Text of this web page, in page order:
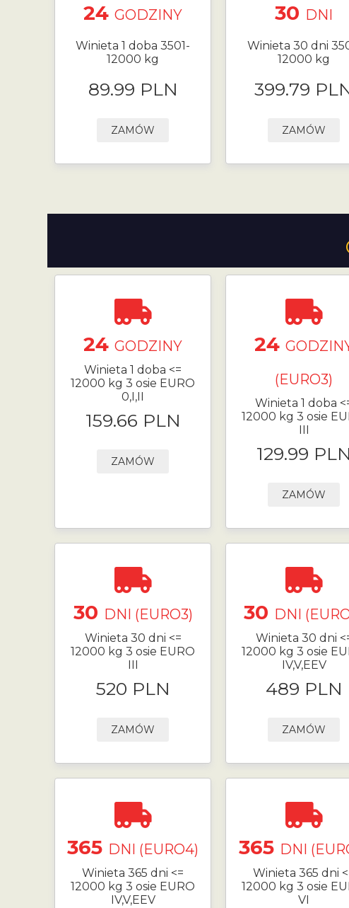
24GODZINY
Winieta 1 doba 3501-
12000 kg
89.99 PLN
ZAMÓW
30 DNI
Winieta 30 dni
12000 kg
399.79
ZAMÓW
24GODZINY
Winieta 1 doba <=
12000 kg 3 osie EURO
0,I,II
159.66 PLN
ZAMÓW
24
(EURO3)
Winieta 1 doba
12000 kg 3 osie
129.99 PLN
ZAMÓW
30 DNI (EURO3)
Winieta 30 dni <=
12000 kg 3 osie EURO
520 PLN
ZAMÓW
30 DNI
Winieta 30 dni
12000 kg 3 osie
IV,V,EEV
489 PLN
ZAMÓW
365 DNI (EURO4)
Winieta 365 dni <=
12000 kg 3 osie EURO
IV,V,EEV
365 DNI
Winieta 365 dni
12000 kg 3 osie
VI